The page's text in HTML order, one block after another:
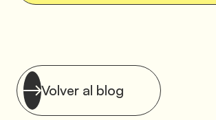
Volver al blog